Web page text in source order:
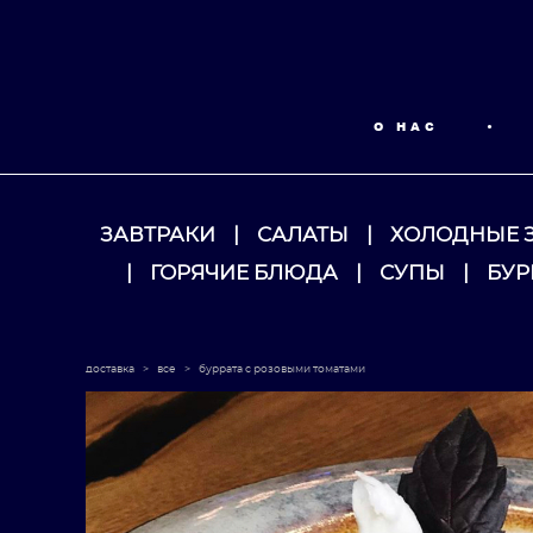
О НАС •
ЗАВТРАКИ САЛАТЫ
ХОЛОДНЫЕ
ГОРЯЧИЕ БЛЮДА СУПЫ
доставка > все > буррата с розовыми томатами